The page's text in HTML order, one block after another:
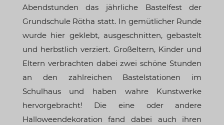
Abendstunden das jährliche Bastelfest der
Grundschule Rötha statt. In gemütlicher Runde
wurde hier geklebt, ausgeschnitten, gebastelt
und herbstlich verziert. Großeltern, Kinder und
Eltern verbrachten dabei zwei schöne Stunden
an den zahlreichen Bastelstationen im
Schulhaus und haben wahre Kunstwerke
hervorgebracht! Die eine oder andere
Halloweendekoration fand dabei auch ihren